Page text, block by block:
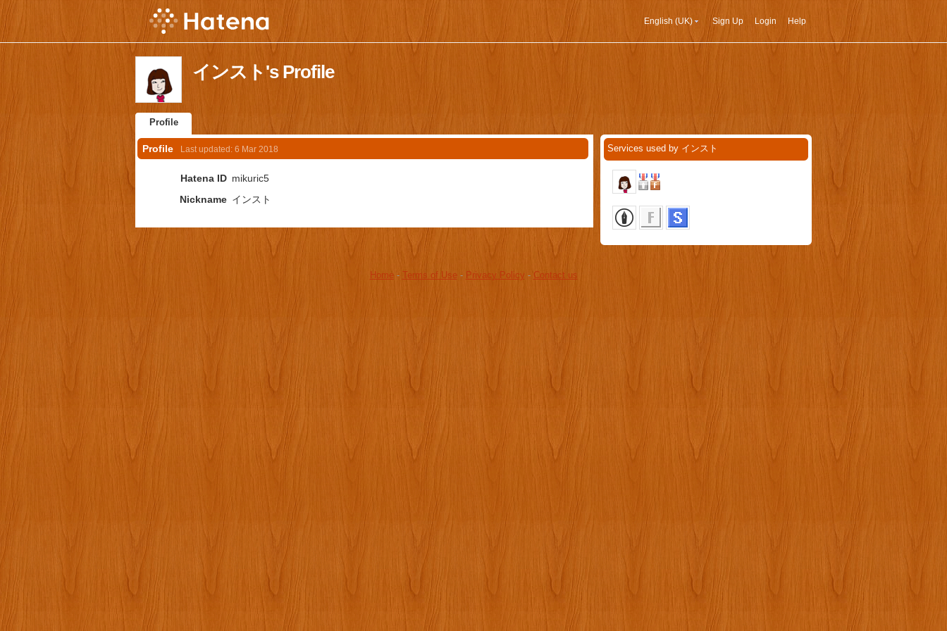
English (UK) Sign Up Login Help
インスト's Profile
Profile
Profile Last updated: 6 Mar 2018
Hatena ID mikuric5
Nickname インスト
Services used by インスト
Home- Terms of Use- Privacy Policy - Contact us